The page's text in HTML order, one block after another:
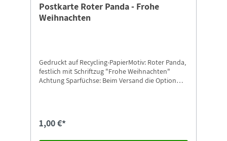
Postkarte Roter Panda - Frohe
Weihnachten
Gedruckt auf Recycling-PapierMotiv: Roter Panda,
festlich mit Schriftzug "Frohe Weihnachten"
Achtung Sparfüchse: Beim Versand die Option
1,00 €*